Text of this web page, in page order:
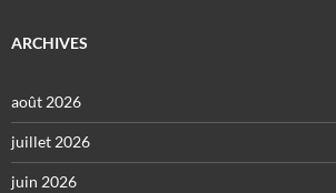
ARCHIVES
août 2026
juillet 2026
juin 2026